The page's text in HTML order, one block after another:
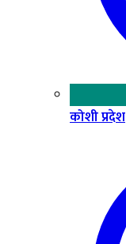
कोशी प्रदेश